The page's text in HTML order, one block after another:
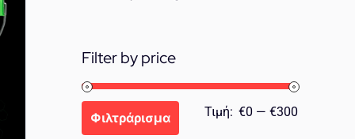
Filter by price
Ελάχιστη
Μέγιστη
Φιλτράρισμα Τιμή: €0 — €300